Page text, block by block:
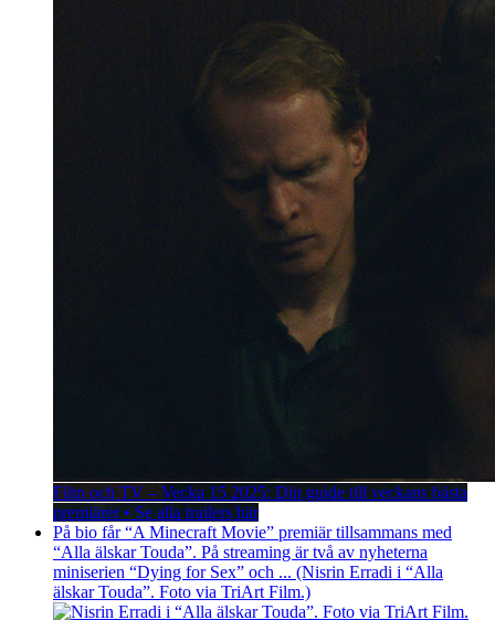
Film och TV – Vecka 15 2025: Din guide till veckans bästa
premiärer • Se alla trailers här
På bio får “A Minecraft Movie” premiär tillsammans med
“Alla älskar Touda”. På streaming är två av nyheterna
miniserien “Dying for Sex” och ... (Nisrin Erradi i “Alla
älskar Touda”. Foto via TriArt Film.)